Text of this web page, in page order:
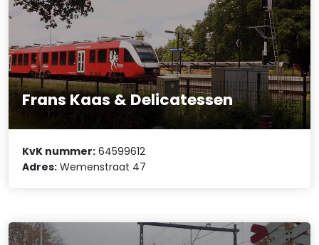
Frans Kaas & Delicatessen
KvK nummer: 64599612
Adres: Wemenstraat 47